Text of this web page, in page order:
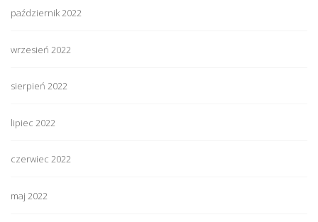
październik 2022
wrzesień 2022
sierpień 2022
lipiec 2022
czerwiec 2022
maj 2022